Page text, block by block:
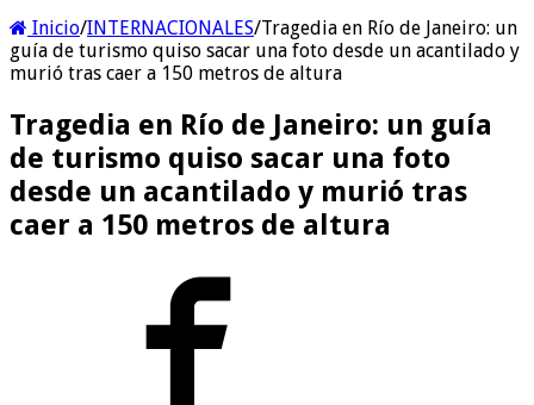
Inicio/INTERNACIONALES/Tragedia en Río de Janeiro: un
guía de turismo quiso sacar una foto desde un acantilado y
murió tras caer a 150 metros de altura
Tragedia en Río de Janeiro: un guía
de turismo quiso sacar una foto
desde un acantilado y murió tras
caer a 150 metros de altura